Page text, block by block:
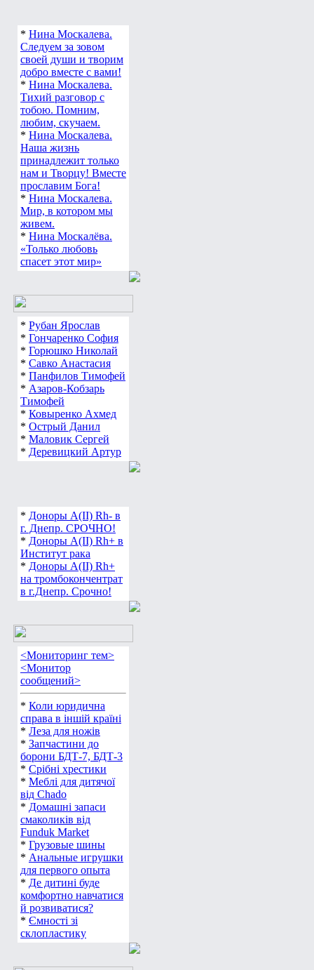
*Нина Москалева.
Следуем за зовом
своей души и творим
добро вместе с вами!
*Нина Москалева.
Тихий разговор с
тобою. Помним,
любим, скучаем.
*Нина Москалева.
Наша жизнь
принадлежит только
нам и Творцу! Вместе
прославим Бога!
*Нина Москалева.
Мир, в котором мы
живем.
*Нина Москалёва.
* Рубан Ярослав
* Гончаренко София
* Горюшко Николай
*Савко Анастасия
*Панфилов Тимофей
* Азаров-Кобзарь
Тимофей
* Ковыренко Ахмед
Острый Данил
*Доноры А(ІІ) Rh- в
г. Днепр. СРОЧНО!
*Доноры А(ІІ) Rh+ в
Институт рака
в г.Днепр. Срочно!
<Мониторинг тем>
<Монитор
сообщений>
*Коли юридична
справа в іншій країні
* Леза для ножів
*Запчастини до
борони БДТ-7, БДТ-3
*Срібні хрестики
*Меблі для дитячої
від Chado
* Домашні запаси
смаколиків від
Funduk Market
*Грузовые шины
*Анальные игрушки
для первого опыта
*Де дитині буде
комфортно навчатися
*Ємності зі